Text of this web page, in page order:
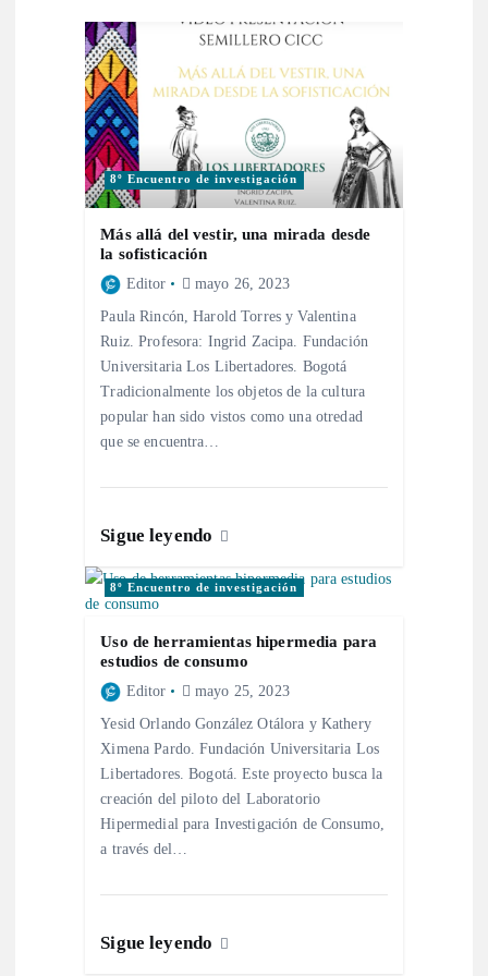
8º Encuentro de investigación
Más allá del vestir, una mirada desde
la sofisticación
Editor mayo 26, 2023
Paula Rincón, Harold Torres y Valentina
Ruiz. Profesora: Ingrid Zacipa. Fundación
Universitaria Los Libertadores. Bogotá
Tradicionalmente los objetos de la cultura
popular han sido vistos como una otredad
que se encuentra…
Sigue leyendo
8º Encuentro de investigación
Uso de herramientas hipermedia para
estudios de consumo
Editor mayo 25, 2023
Yesid Orlando González Otálora y Kathery
Ximena Pardo. Fundación Universitaria Los
Libertadores. Bogotá. Este proyecto busca la
creación del piloto del Laboratorio
Hipermedial para Investigación de Consumo,
a través del…
Sigue leyendo